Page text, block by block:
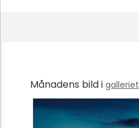
Månadens bild i galleriet